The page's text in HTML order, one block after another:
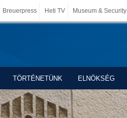
Breuerpress Heti TV Museum & Security
TÖRTÉNETÜNK ELNÖKSÉG